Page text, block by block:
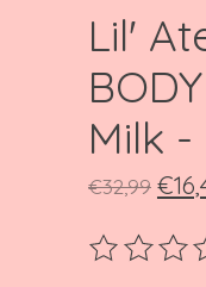
Lil'
Milk
€32,99
De